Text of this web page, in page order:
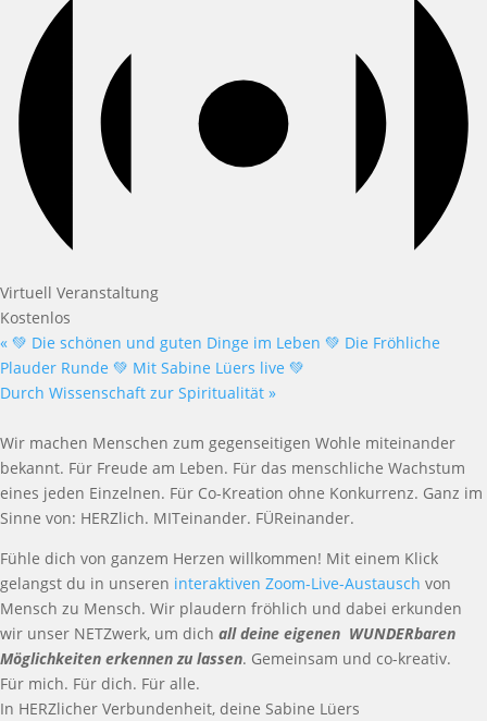
Virtuell Veranstaltung
Kostenlos
« 💚 Die schönen und guten Dinge im Leben 💚 Die Fröhliche
Plauder Runde 💚 Mit Sabine Lüers live 💚
Durch Wissenschaft zur Spiritualität »
Wir machen Menschen zum gegenseitigen Wohle miteinander
bekannt. Für Freude am Leben. Für das menschliche Wachstum
eines jeden Einzelnen. Für Co-Kreation ohne Konkurrenz. Ganz im
Sinne von: HERZlich. MITeinander. FÜReinander.
Fühle dich von ganzem Herzen willkommen! Mit einem Klick
gelangst du in unseren interaktiven Zoom-Live-Austausch von
Mensch zu Mensch. Wir plaudern fröhlich und dabei erkunden
wir unser NETZwerk, um dich all deine eigenen WUNDERbaren
Möglichkeiten erkennen zu lassen. Gemeinsam und co-kreativ.
Für mich. Für dich. Für alle.
In HERZlicher Verbundenheit, deine Sabine Lüers